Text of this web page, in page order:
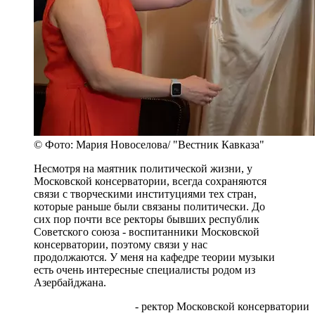
© Фото: Мария Новоселова/ "Вестник Кавказа"
Несмотря на маятник политической жизни, у
Московской консерватории, всегда сохраняются
связи с творческими институциями тех стран,
которые раньше были связаны политически. До
сих пор почти все ректоры бывших республик
Советского союза - воспитанники Московской
консерватории, поэтому связи у нас
продолжаются. У меня на кафедре теории музыки
есть очень интересные специалисты родом из
Азербайджана.
- ректор Московской консерватории